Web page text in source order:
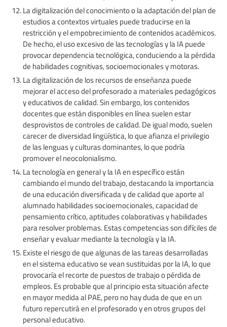
La digitalización del conocimiento o la adaptación del plan de
estudios a contextos virtuales puede traducirse en la
restricción y el empobrecimiento de contenidos académicos.
De hecho, el uso excesivo de las tecnologías y la IA puede
provocar dependencia tecnológica, conduciendo a la pérdida
de habilidades cognitivas, socioemocionales y motoras.
La digitalización de los recursos de enseñanza puede
mejorar el acceso del profesorado a materiales pedagógicos
y educativos de calidad. Sin embargo, los contenidos
docentes que están disponibles en línea suelen estar
desprovistos de controles de calidad. De igual modo, suelen
carecer de diversidad lingüística, lo que afianza el privilegio
de las lenguas y culturas dominantes, lo que podría
promover el neocolonialismo.
La tecnología en general y la IA en específico están
cambiando el mundo del trabajo, destacando la importancia
de una educación diversificada y de calidad que aporte al
alumnado habilidades socioemocionales, capacidad de
pensamiento crítico, aptitudes colaborativas y habilidades
para resolver problemas. Estas competencias son difíciles de
enseñar y evaluar mediante la tecnología y la IA.
Existe el riesgo de que algunas de las tareas desarrolladas
en el sistema educativo se vean sustituidas por la IA, lo que
provocaría el recorte de puestos de trabajo o pérdida de
empleos. Es probable que al principio esta situación afecte
en mayor medida al PAE, pero no hay duda de que en un
futuro repercutirá en el profesorado y en otros grupos del
personal educativo.